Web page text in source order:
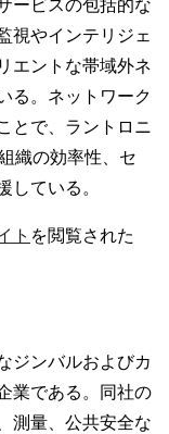
視やインテリジェ
エントな帯域外ネ
る。ネットワーク
とで、ラントロニ
織の効率性、セ
ている。
ト を閲覧された
ジンバルおよびカ
業である。同社の
測量、公共安全な